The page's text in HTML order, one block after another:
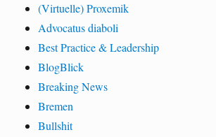
(Virtuelle) Proxemik
Advocatus diaboli
Best Practice & Leadership
BlogBlick
Breaking News
Bremen
Bullshit